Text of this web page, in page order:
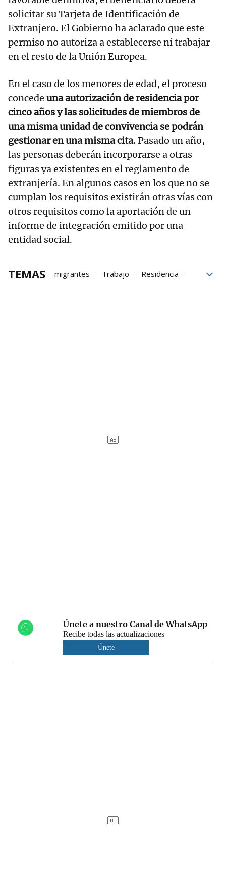
solicitar su Tarjeta de Identificación de
Extranjero. El Gobierno ha aclarado que este
permiso no autoriza a establecerse ni trabajar
en el resto de la Unión Europea.
En el caso de los menores de edad, el proceso
concede una autorización de residencia por
cinco años y las solicitudes de miembros de
una misma unidad de convivencia se podrán
gestionar en una misma cita.Pasado un año,
las personas deberán incorporarse a otras
figuras ya existentes en el reglamento de
extranjería. En algunos casos en los que no se
cumplan los requisitos existirán otras vías con
otros requisitos como la aportación de un
informe de integración emitido por una
entidad social.
TEMAS migrantes Trabajo
Residencia
Únete a nuestro Canal de WhatsApp
Recibe todas las actualizaciones
Únete